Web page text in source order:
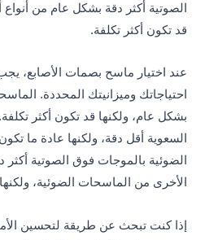
الصوتية أكثر دقة بشكل عام من أنواع
قد تكون أكثر تكلفة.
عند اختيار ماسح بصمات الأصابع، يجب
احتياجاتك وميزانيتك المحددة.
بشكل عام، ولكنها قد تكون أكثر
السعوية أقل دقة، ولكنها عادة ما
الضوئية بالموجات فوق الصوتية
الأخرى من الماسحات الضوئية،
إذا كنت تبحث عن طريقة لتحسين